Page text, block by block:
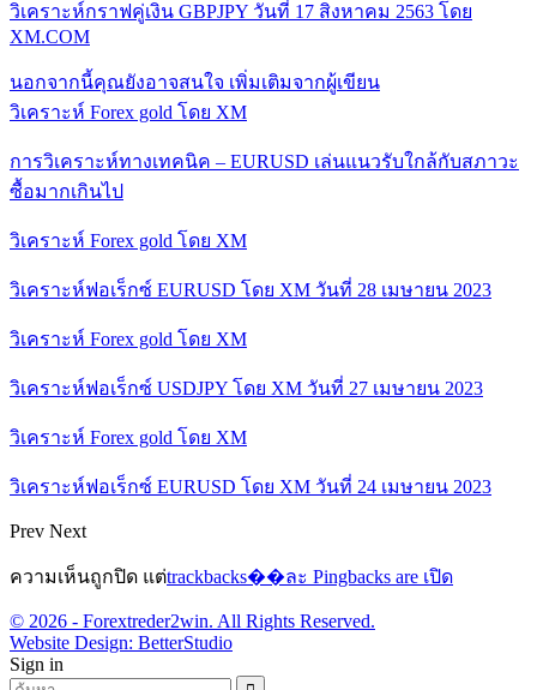
วิเคราะห์กราฟคู่เงิน GBPJPY วันที่ 17 สิงหาคม 2563 โดย
XM.COM
นอกจากนี้คุณยังอาจสนใจ เพิ่มเติมจากผู้เขียน
วิเคราะห์ Forex gold โดย XM
การวิเคราะห์ทางเทคนิค – EURUSD เล่นแนวรับใกล้กับสภาวะ
ซื้อมากเกินไป
วิเคราะห์ Forex gold โดย XM
วิเคราะห์ฟอเร็กซ์ EURUSD โดย XM วันที่ 28 เมษายน 2023
วิเคราะห์ Forex gold โดย XM
วิเคราะห์ฟอเร็กซ์ USDJPY โดย XM วันที่ 27 เมษายน 2023
วิเคราะห์ Forex gold โดย XM
วิเคราะห์ฟอเร็กซ์ EURUSD โดย XM วันที่ 24 เมษายน 2023
Prev Next
ความเห็นถูกปิด แต่trackbacks��ละ Pingbacks are เปิด
© 2026 - Forextreder2win. All Rights Reserved.
Website Design: BetterStudio
Sign in